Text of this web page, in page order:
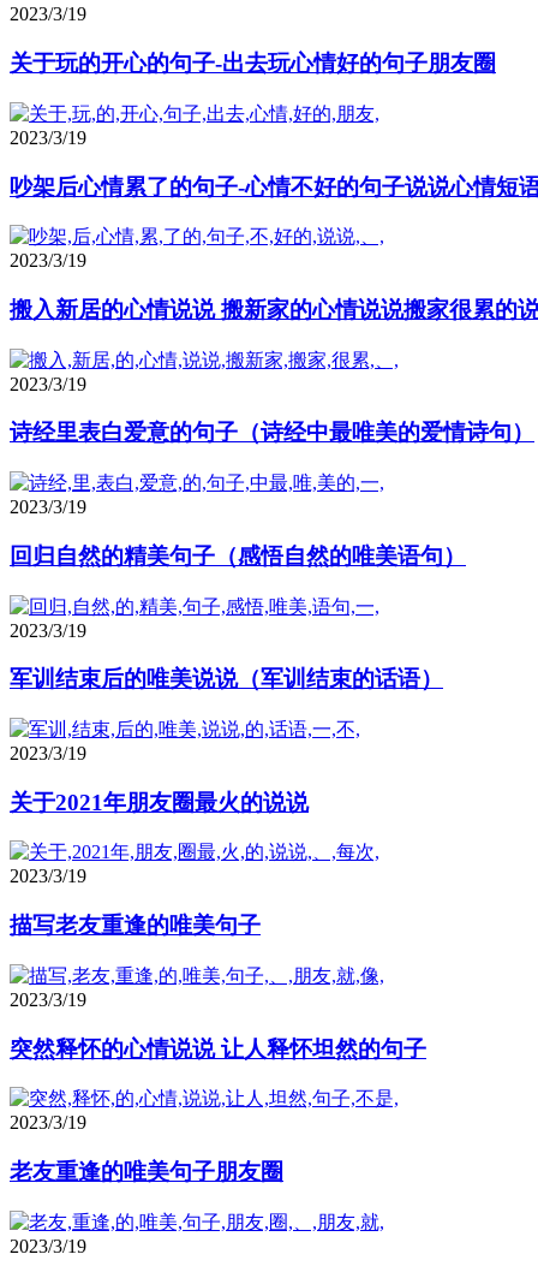
2023/3/19
关于玩的开心的句子-出去玩心情好的句子朋友圈
2023/3/19
吵架后心情累了的句子-心情不好的句子说说心情短
2023/3/19
搬入新居的心情说说 搬新家的心情说说搬家很累的
2023/3/19
诗经里表白爱意的句子（诗经中最唯美的爱情诗句）
2023/3/19
回归自然的精美句子（感悟自然的唯美语句）
2023/3/19
军训结束后的唯美说说（军训结束的话语）
2023/3/19
关于2021年朋友圈最火的说说
2023/3/19
描写老友重逢的唯美句子
2023/3/19
突然释怀的心情说说 让人释怀坦然的句子
2023/3/19
老友重逢的唯美句子朋友圈
2023/3/19